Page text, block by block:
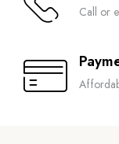
Call or